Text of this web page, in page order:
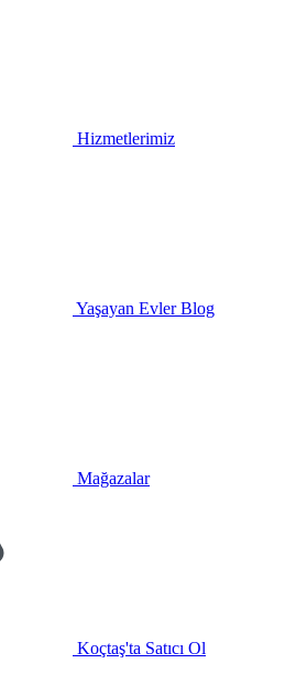
Hizmetlerimiz
Yaşayan Evler Blog
Mağazalar
Koçtaş'ta Satıcı Ol